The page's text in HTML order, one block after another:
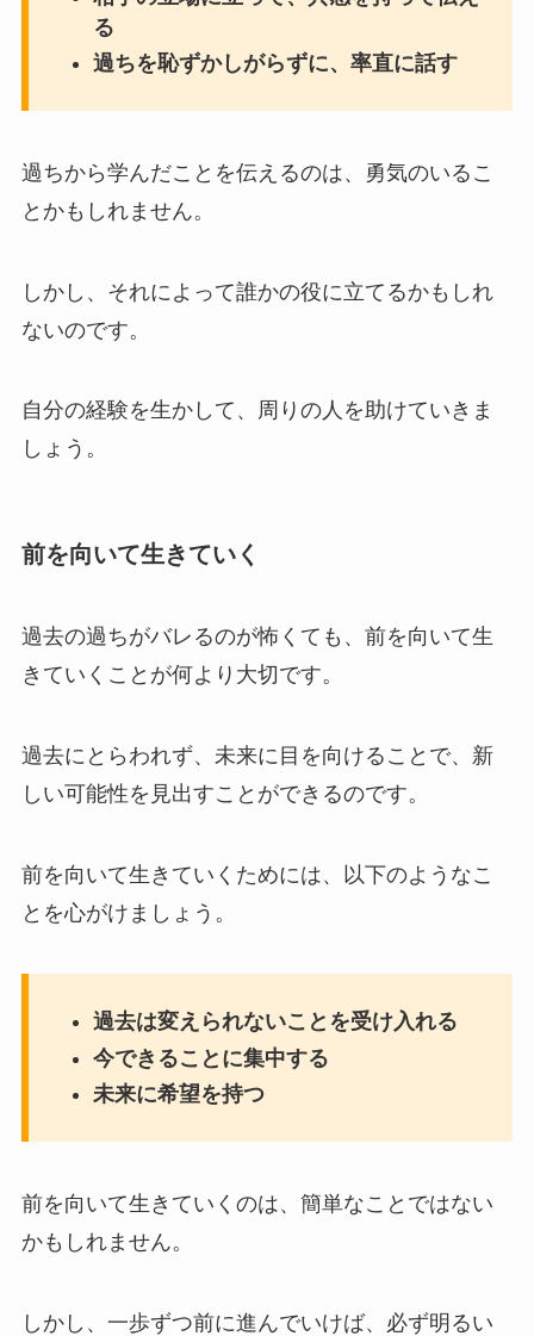
る
過ちを恥ずかしがらずに、率直に話す
過ちから学んだことを伝えるのは、勇気のいるこ
とかもしれません。
しかし、それによって誰かの役に立てるかもしれ
ないのです。
自分の経験を生かして、周りの人を助けていきま
しょう。
前を向いて生きていく
過去の過ちがバレるのが怖くても、前を向いて生
きていくことが何より大切です。
過去にとらわれず、未来に目を向けることで、新
しい可能性を見出すことができるのです。
前を向いて生きていくためには、以下のようなこ
とを心がけましょう。
過去は変えられないことを受け入れる
今できることに集中する
未来に希望を持つ
前を向いて生きていくのは、簡単なことではない
かもしれません。
しかし、一歩ずつ前に進んでいけば、必ず明るい